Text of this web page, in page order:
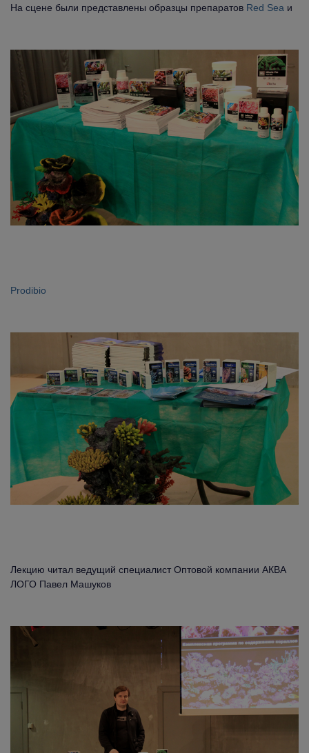
На сцене были представлены образцы препаратов Red Sea и
Prodibio
Лекцию читал ведущий специалист Оптовой компании АКВА
ЛОГО Павел Машуков